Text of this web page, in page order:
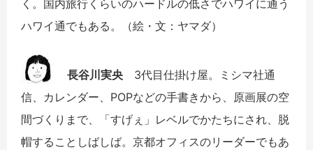
く。国内旅行くらいのハードルの低さでハワイに通う
ハワイ通でもある。（絵・文：ヤマダ）
長谷川実央 3代目仕掛け屋。ミシマ社通
信、カレンダー、POPなどの手書きから、原画展の空
間づくりまで、「すげぇ」レベルでかたちにされ、脱
帽することしばしば。京都オフィスのリーダーでもあ